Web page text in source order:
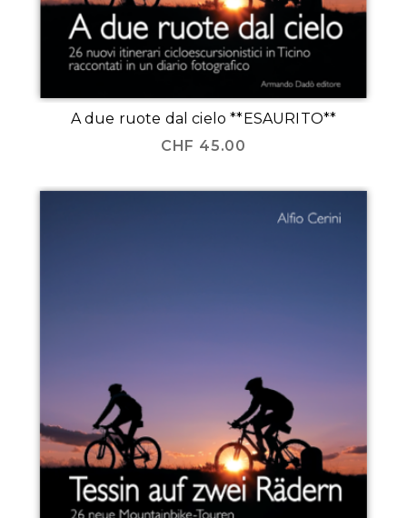
A due ruote dal cielo **ESAURITO**
CHF 45.00